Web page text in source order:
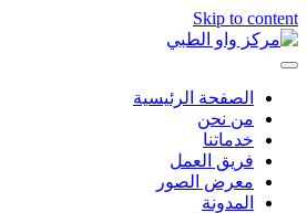
Skip to content
الصفحة الرئيسية
من نحن
خدماتنا
فريق العمل
معرض الصور
المدونة